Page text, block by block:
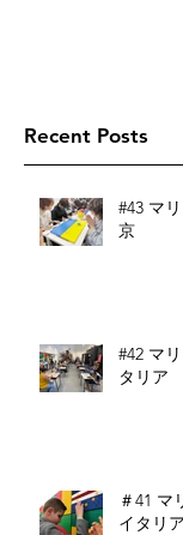
Recent Posts
#43 マ
京
#42 マ
タリア
＃41 マ
イタリア